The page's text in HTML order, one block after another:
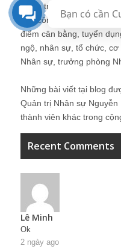
Quản trị nhân sự, Human
quả công việc, chính
điểm cân bằng, tuyển
ngộ, nhân sự, tổ chức,
Nhân sự, trưởng phòng
Những bài viết tại blog
Quản trị Nhân sự
thành viên khác trong
Recent Comments
Lê Minh
Ok
2 ngày ago
Bạn có cần